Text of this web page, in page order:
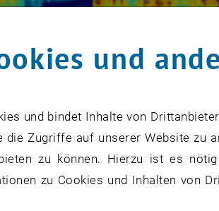
und
und bindet Inhalte von
Zugriffe auf unserer Website zu
zu können. Hierzu ist es
zu Cookies und Inhalten von